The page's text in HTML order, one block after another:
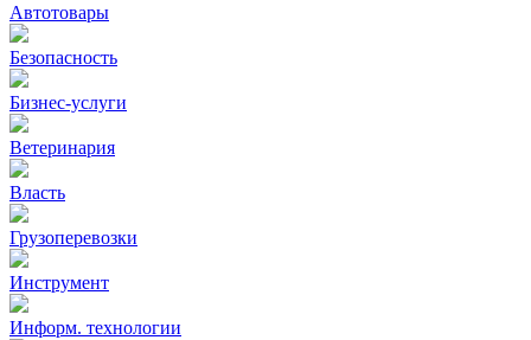
Автотовары
Безопасность
Бизнес-услуги
Ветеринария
Власть
Грузоперевозки
Инструмент
Информ. технологии